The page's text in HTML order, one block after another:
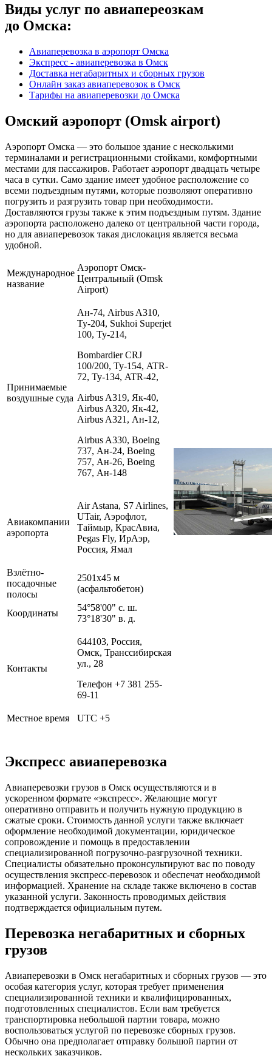
Виды услуг по авиапереозкам
до Омска:
Авиаперевозка в аэропорт Омска
Экспресс - авиаперевозка в Омск
Доставка негабаритных и сборных грузов
Онлайн заказ авиаперевозок в Омск
Тарифы на авиаперевозки до Омска
Омский аэропорт (Omsk airport)
Аэропорт Омска — это большое здание с несколькими
терминалами и регистрационными стойками, комфортными
местами для пассажиров. Работает аэропорт двадцать четыре
часа в сутки. Само здание имеет удобное расположение со
всеми подъездным путями, которые позволяют оперативно
погрузить и разгрузить товар при необходимости.
Доставляются грузы также к этим подъездным путям. Здание
аэропорта расположено далеко от центральной части города,
но для авиаперевозок такая дислокация является весьма
удобной.
Международное
название
Аэропорт Омск-
Центральный (Omsk
Airport)
Принимаемые
воздушные суда
Ан-74, Airbus A310,
Ту-204, Sukhoi Superjet
100, Ту-214,
Bombardier CRJ
100/200, Ту-154, ATR-
72, Ту-134, ATR-42,
Airbus A319, Як-40,
Airbus A320, Як-42,
Airbus A321, Ан-12,
Airbus A330, Boeing
737, Ан-24, Boeing
757, Ан-26, Boeing
767, Ан-148
Авиакомпании
аэропорта
Air Astana, S7 Airlines,
UTair, Аэрофлот,
Таймыр, КрасАвиа,
Pegas Fly, ИрАэр,
Россия, Ямал
Взлётно-
посадочные
полосы
2501х45 м
(асфальтобетон)
Координаты
54°58'00" с. ш.
73°18'30" в. д.
Контакты
644103, Россия,
Омск, Транссибирская
ул., 28
Телефон +7 381 255-
69-11
Местное время UTC +5
Экспресс авиаперевозка
Авиаперевозки грузов в Омск осуществляются и в
ускоренном формате «экспресс». Желающие могут
оперативно отправить и получить нужную продукцию в
сжатые сроки. Стоимость данной услуги также включает
оформление необходимой документации, юридическое
сопровождение и помощь в предоставлении
специализированной погрузочно-разгрузочной техники.
Специалисты обязательно проконсультируют вас по поводу
осуществления экспресс-перевозок и обеспечат необходимой
информацией. Хранение на складе также включено в состав
указанной услуги. Законность проводимых действия
подтверждается официальным путем.
Перевозка негабаритных и сборных
грузов
Авиаперевозки в Омск негабаритных и сборных грузов — это
особая категория услуг, которая требует применения
специализированной техники и квалифицированных,
подготовленных специалистов. Если вам требуется
транспортировка небольшой партии товара, можно
воспользоваться услугой по перевозке сборных грузов.
Обычно она предполагает отправку большой партии от
нескольких заказчиков.